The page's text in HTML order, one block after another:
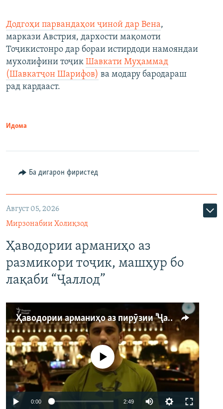
Додгоҳи парвандаҳои ҷиноӣ дар Вена,
маркази Австрия, дархости мақомоти
Тоҷикистонро дар бораи истирдоди намояндаи
мухолифини тоҷик Шавкати Муҳаммад
(Шавкатҷон Шарифов) ва модару бародараш
рад кардааст.
Идома
Ба дигарон фиристед
Август 05, 2026
Мирзонабии Холиқзод
Ҳаводории арманиҳо аз
размикори тоҷик, машҳур бо
лақаби “Ҷаллод”
Ҳаводории арманиҳо аз пирӯзии "Ҷаллод"-и тоҷик
Феълан кор намекунад
0:00 2:49